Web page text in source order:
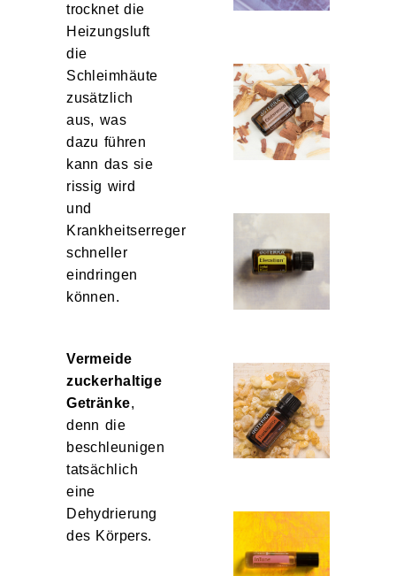
trocknet die
Heizungsluft
die
Schleimhäute
zusätzlich
aus, was
dazu führen
kann das sie
rissig wird
und
Krankheitserreger
schneller
eindringen
können.
Vermeide
zuckerhaltige
Getränke,
denn die
beschleunigen
tatsächlich
eine
Dehydrierung
des Körpers.